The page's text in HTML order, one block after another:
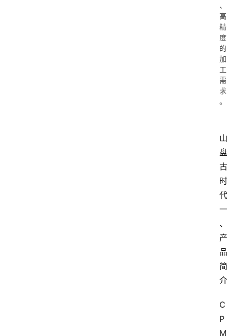
、
高
精
度
的
加
工
需
求
。
山
盘
古
时
代
一
、
产
品
简
介
C
P
M